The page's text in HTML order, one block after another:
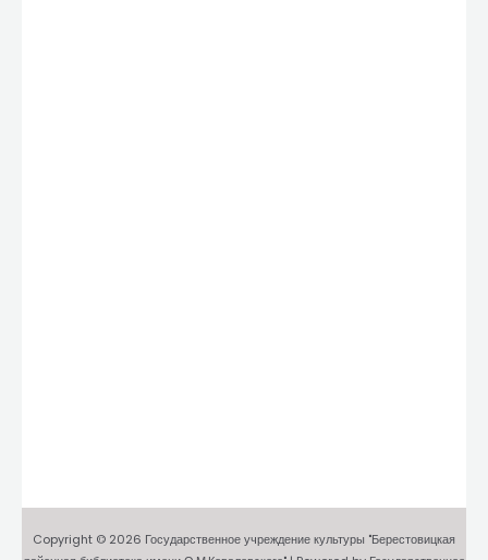
Copyright © 2026 Государственное учреждение культуры "Берестовицкая